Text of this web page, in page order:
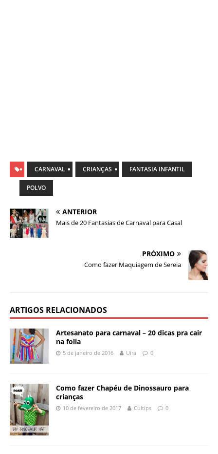
CARNAVAL CRIANÇAS FANTASIA INFANTIL
POLVO
ANTERIOR
Mais de 20 Fantasias de Carnaval para Casal
PRÓXIMO
Como fazer Maquiagem de Sereia
ARTIGOS RELACIONADOS
Artesanato para carnaval – 20 dicas pra cair
na folia
5 de janeiro de 2016 Uira 0
Como fazer Chapéu de Dinossauro para
crianças
10 de fevereiro de 2017 Cultips 0